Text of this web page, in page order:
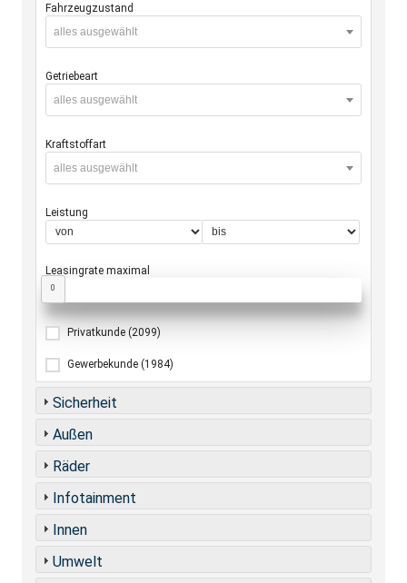
Fahrzeugzustand
alles ausgewählt
Getriebeart
alles ausgewählt
Kraftstoffart
alles ausgewählt
Leistung
Leasingrate maximal
0
Privatkunde (2099)
Gewerbekunde (1984)
Sicherheit
Außen
Räder
Infotainment
Innen
Umwelt